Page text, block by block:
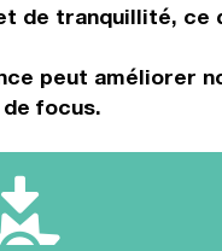
de tranquillité, ce
peut améliorer
focus.